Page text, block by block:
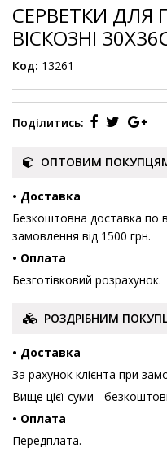
СЕРВЕТКИ ДЛЯ
ВІСКОЗНІ
Код: 13261
Поділитись:
ОПТОВИМ
• Доставка
Безкоштовна доставка по
замовлення від 1500 грн.
• Оплата
Безготівковий розрахунок.
РОЗДРІБНИМ
• Доставка
За рахунок клієнта при
Вище цієї суми -
• Оплата
Передплата.